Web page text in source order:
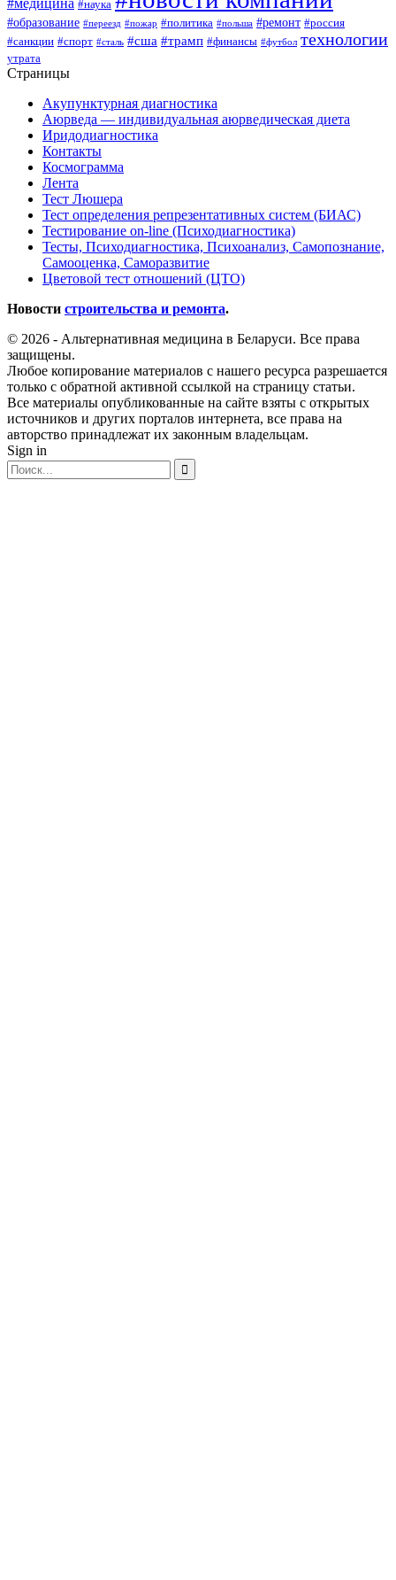
#наука
#образование #переезд #пожар #политика #польша #ремонт #россия
#санкции #спорт #сталь #сша #трамп #финансы #футбол технологии
утрата
Страницы
Акупунктурная диагностика
Аюрведа — индивидуальная аюрведическая диета
Иридодиагностика
Контакты
Космограмма
Лента
Тест Люшера
Тест определения репрезентативных систем (БИАС)
Тестирование on-line (Психодиагностика)
Тесты, Психодиагностика, Психоанализ, Самопознание,
Самооценка, Саморазвитие
Цветовой тест отношений (ЦТО)
Новости строительства и ремонта.
© 2026 - Альтернативная медицина в Беларуси. Все права
защищены.
Любое копирование материалов с нашего ресурса разрешается
только с обратной активной ссылкой на страницу статьи.
Все материалы опубликованные на сайте взяты с открытых
источников и других порталов интернета, все права на
авторство принадлежат их законным владельцам.
Sign in